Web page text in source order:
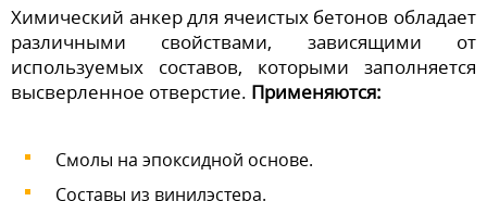
Химический анкер для ячеистых бетонов обладает
различными свойствами, зависящими от
используемых составов, которыми заполняется
высверленное отверстие. Применяются:
Смолы на эпоксидной основе.
Составы из винилэстера.